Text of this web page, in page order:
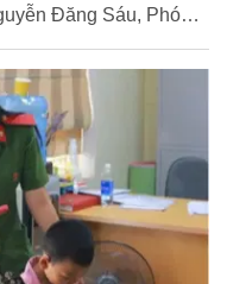
Đăng Sáu, Phó